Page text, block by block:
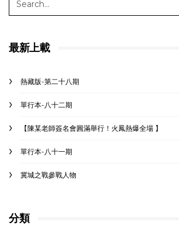
最新上載
熱藏版-第二十八期
單行本-八十二期
【陳某老師簽名會圓滿舉行！火鳳熱爆全場 】
單行本-八十一期
冀城之戰參戰人物
分類